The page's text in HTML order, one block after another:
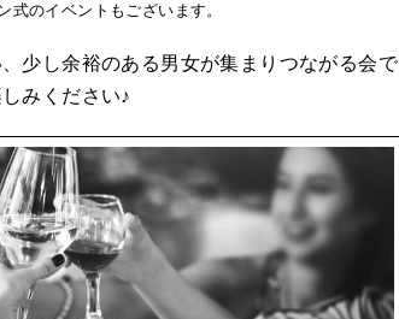
のイベントもございます。
少し余裕のある男女が集まりつながる会で
みください♪